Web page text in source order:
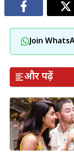
Join
और पढ़ें